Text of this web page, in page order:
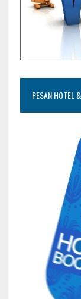
PESAN HOTEL